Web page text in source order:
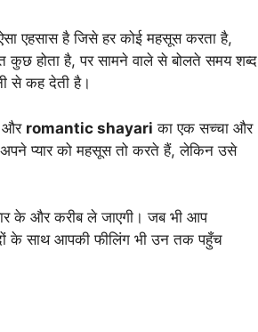
एहसास है जिसे हर कोई महसूस करता है,
कुछ होता है, पर सामने वाले से बोलते समय शब्द
से कह देती है।
और romantic shayari का एक सच्चा और
प्यार को महसूस तो करते हैं, लेकिन उसे
के और करीब ले जाएगी। जब भी आप
के साथ आपकी फीलिंग भी उन तक पहुँच